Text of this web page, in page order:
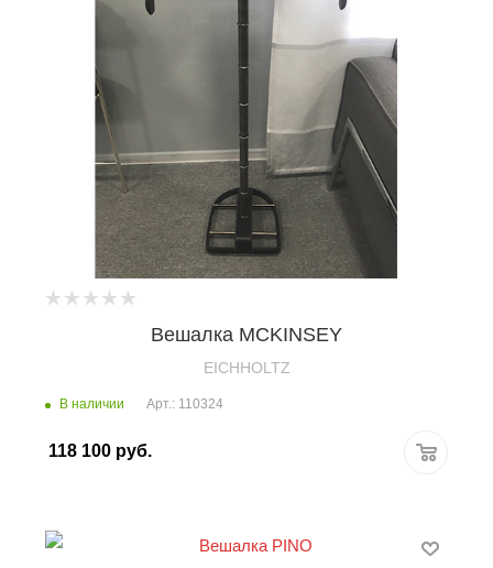
Вешалка MCKINSEY
EICHHOLTZ
В наличии Арт.: 110324
118 100 руб.